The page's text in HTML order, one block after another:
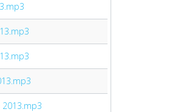
2013.mp3